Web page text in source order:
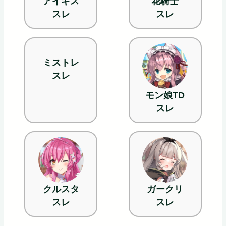
スレ
スレ
ミストレ
スレ
モン娘TD
スレ
クルスタ
スレ
ガークリ
スレ